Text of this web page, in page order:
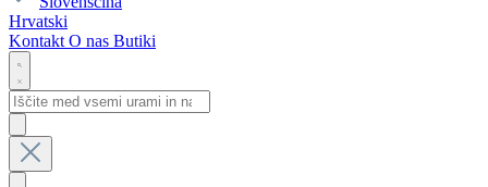
Hrvatski
Kontakt O nas Butiki